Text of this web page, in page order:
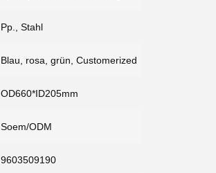
Pp., Stahl
Blau, rosa, grün, Customerized
OD660*ID205mm
Soem/ODM
9603509190